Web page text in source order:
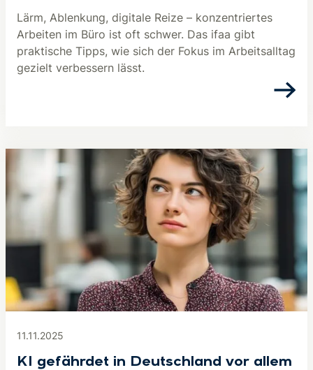
Lärm, Ablenkung, digitale Reize – konzentriertes
Arbeiten im Büro ist oft schwer. Das ifaa gibt
praktische Tipps, wie sich der Fokus im Arbeitsalltag
gezielt verbessern lässt.
11.11.2025
KI gefährdet in Deutschland vor allem